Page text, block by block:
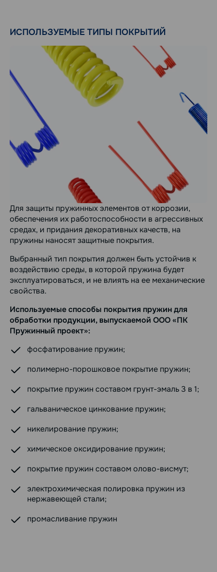
ИСПОЛЬЗУЕМЫЕ ТИПЫ ПОКРЫТИЙ
Для защиты пружинных элементов от коррозии,
обеспечения их работоспособности в агрессивных
средах, и придания декоративных качеств, на
пружины наносят защитные покрытия.
Выбранный тип покрытия должен быть устойчив к
воздействию среды, в которой пружина будет
эксплуатироваться, и не влиять на ее механические
свойства.
Используемые способы покрытия пружин для
обработки продукции, выпускаемой ООО «ПК
Пружинный проект»:
фосфатирование пружин;
полимерно-порошковое покрытие пружин;
покрытие пружин составом грунт-эмаль 3 в 1;
гальваническое цинкование пружин;
никелирование пружин;
химическое оксидирование пружин;
покрытие пружин составом олово-висмут;
электрохимическая полировка пружин из
нержавеющей стали;
промасливание пружин